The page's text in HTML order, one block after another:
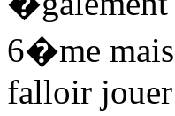
6�me
falloir